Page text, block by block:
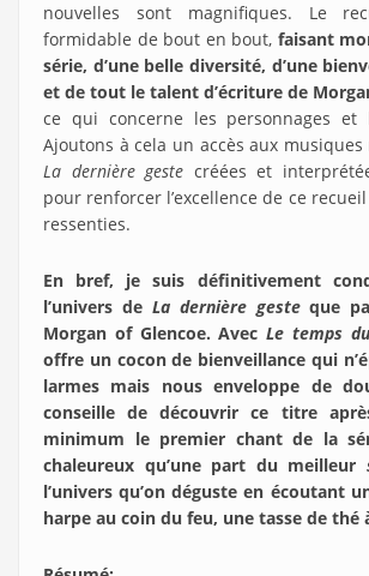
nouvelles sont magnifiques. Le
formidable de bout en bout, faisant
série, d’une belle diversité, d’une
et de tout le talent d’écriture de
ce qui concerne les personnages et
Ajoutons à cela un accès aux
La dernière geste créées et
pour renforcer l’excellence de ce
ressenties.
En bref, je suis définitivement
l’univers de La dernière gesteque
Morgan of Glencoe. AvecLe temps
offre un cocon de bienveillance qui
larmes mais nous enveloppe de
conseille de découvrir ce titre
minimum le premier chant de la
chaleureux qu’une part du meilleur
l’univers qu’on déguste en écoutant
harpe au coin du feu, une tasse de thé